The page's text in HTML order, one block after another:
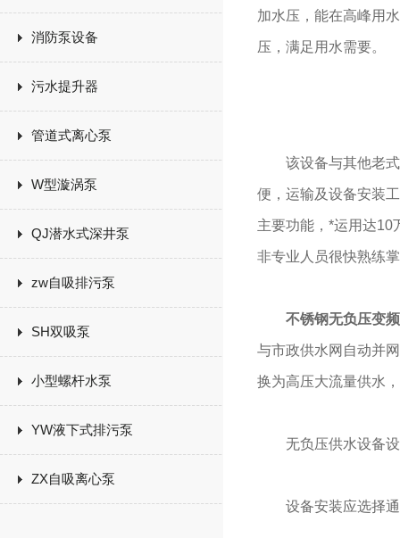
消防泵设备
污水提升器
管道式离心泵
W型漩涡泵
QJ潜水式深井泵
zw自吸排污泵
SH双吸泵
小型螺杆水泵
YW液下式排污泵
ZX自吸离心泵
加水压，能在高峰用
压，满足用水需要。
该设备与其他老式
便，运输及设备安装
主要功能，*运用达10
非专业人员很快熟练
不锈钢无负压变
与市政供水网自动并
换为高压大流量供水
无负压供水设备设
设备安装应选择通